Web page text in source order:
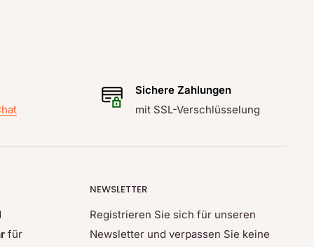
Sichere Zahlungen
mit SSL-Verschlüsselung
für
NEWSLETTER
Registrieren Sie sich für unseren
Newsletter und verpassen Sie keine